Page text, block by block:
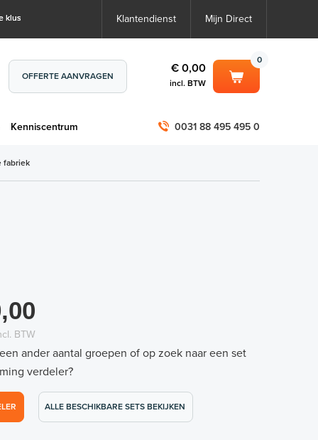
klus Klantendienst Mijn Direct
OFFERTE AANVRAGEN
0
€ 0,00
incl. BTW
Kenniscentrum
€ 0,00 0031 88 495 495 0
fabriek
BTW
ander aantal groepen of op zoek naar een set
verdeler?
ALLE BESCHIKBARE SETS BEKIJKEN